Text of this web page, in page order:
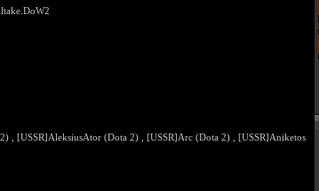
[USSR]AleksiusAtor (Dota 2) [USSR]Arc (Dota 2)
[USSR]Aniketos